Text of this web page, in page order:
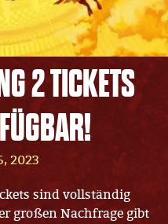
2 TICKETS
2023
sind vollständig
großen Nachfrage gibt